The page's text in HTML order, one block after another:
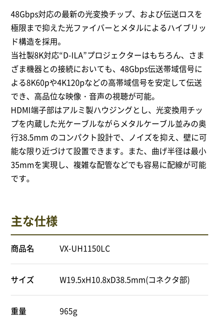
48Gbps対応の最新の光変換チップ、および伝送ロスを
極限まで抑えた光ファイバーとメタルによるハイブリッ
ド構造を採用。
当社製8K対応“D-ILA”プロジェクターはもちろん、さま
ざま機器との接続においても、48Gbps伝送帯域信号に
よる8K60pや4K120pなどの高帯域信号を安定して伝送
でき、高品位な映像・音声の視聴が可能。
HDMI端子部はアルミ製ハウジングとし、光変換用チッ
プを内蔵した光ケーブルながらメタルケーブル並みの奥
行38.5mm のコンパクト設計で、ノイズを抑え、壁に可
能な限り近づけて設置できます。また、曲げ半径は最小
35mmを実現し、複雑な配管などでも容易に配線が可能
です。
主な仕様
商品名 VX-UH1150LC
サイズ W19.5xH10.8xD38.5mm(コネクタ部)
重量 965g